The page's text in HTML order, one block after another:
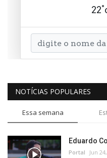
NOTÍCIAS POPULARES
Essa semana
Eduardo
Portal Jun